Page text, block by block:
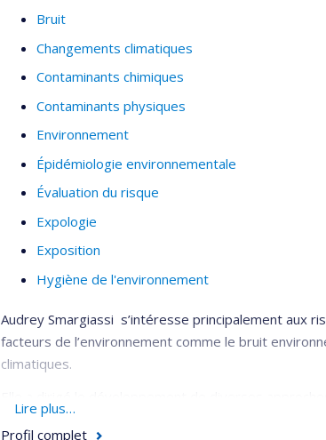
Bruit
Changements climatiques
Contaminants chimiques
Contaminants physiques
Environnement
Épidémiologie environnementale
Évaluation du risque
Expologie
Exposition
Hygiène de l'environnement
Audrey Smargiassi s’intéresse principalement aux
facteurs de l’environnement comme le bruit
climatiques.
membre du Conseil de direction et co-responsable
Lire plus…
Profil complet